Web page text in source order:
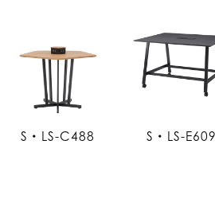
S・LS-C488 S・LS-